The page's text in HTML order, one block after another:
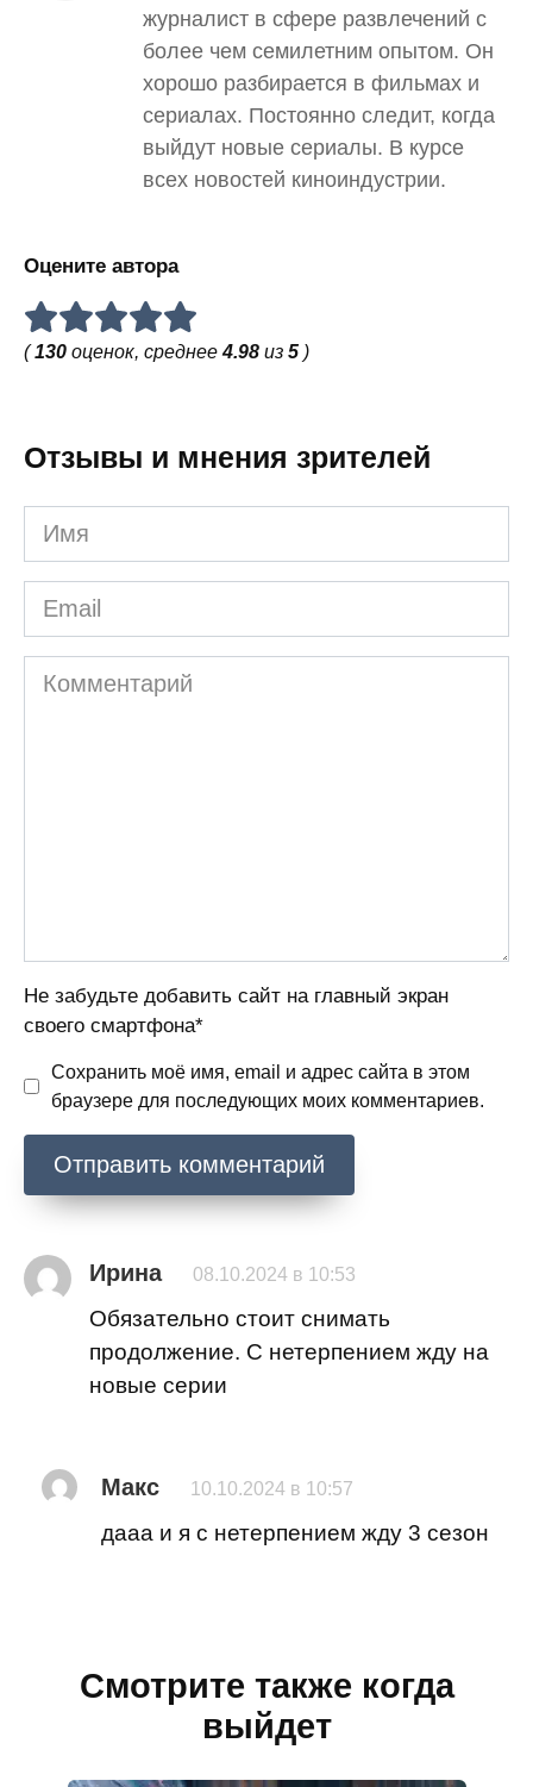
журналист в сфере развлечений с
более чем семилетним опытом. Он
хорошо разбирается в фильмах и
сериалах. Постоянно следит, когда
выйдут новые сериалы. В курсе
всех новостей киноиндустрии.
Оцените автора
(130 оценок, среднее4.98 из 5 )
Отзывы и мнения зрителей
Имя
Email
Комментарий
Не забудьте добавить сайт на главный экран
своего смартфона*
Сохранить моё имя, email и адрес сайта в этом
браузере для последующих моих комментариев.
Ирина 08.10.2024 в 10:53
Обязательно стоит снимать
продолжение. С нетерпением жду на
новые серии
Макс 10.10.2024 в 10:57
дааа и я с нетерпением жду 3 сезон
Смотрите также когда
выйдет